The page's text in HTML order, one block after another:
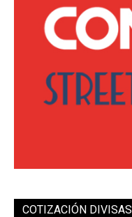
COTIZACIÓN DIVISAS